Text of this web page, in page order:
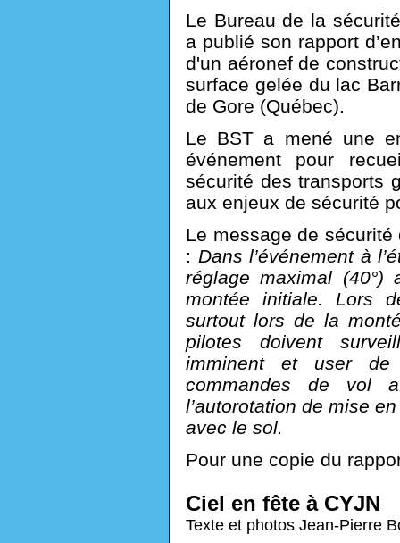
Le Bureau de la
a publié son rapport
d'un aéronef de
surface gelée du lac
de Gore (Québec).
Le BST a mené une
événement pour
sécurité des transports
aux enjeux de sécurité
Le message de
: Dans l’événement à
réglage maximal (40°)
montée initiale. Lors
surtout lors de la
pilotes doivent
imminent et user de
commandes de vol
l’autorotation de mise
avec le sol.
Pour une copie du
Ciel en fête à CYJN
Texte et photos Jean-Pierre